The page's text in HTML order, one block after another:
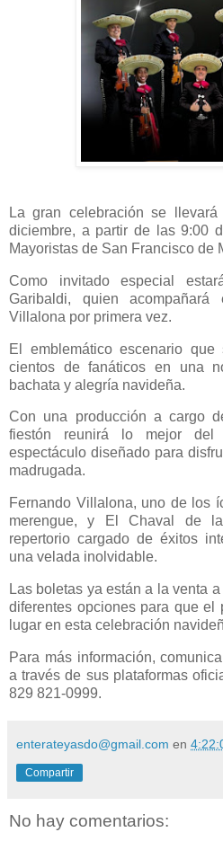
La gran celebración se
diciembre, a partir de las 9:00
Mayoristas de San Francisco de
Como invitado especial
Garibaldi, quien
Villalona por primera vez.
El emblemático escenario
cientos de fanáticos en una
bachata y alegría navideña.
Con una producción a cargo
fiestón reunirá lo mejor del
espectáculo diseñado para
madrugada.
Fernando Villalona, uno de los
merengue, y El Chaval de
repertorio cargado de éxitos
una velada inolvidable.
Las boletas ya están a la venta
diferentes opciones para que el
lugar en esta celebración
Para más información,
a través de sus plataformas
829 821-0999.
enterateyasdo@gmail.com en
Compartir
No hay comentarios: